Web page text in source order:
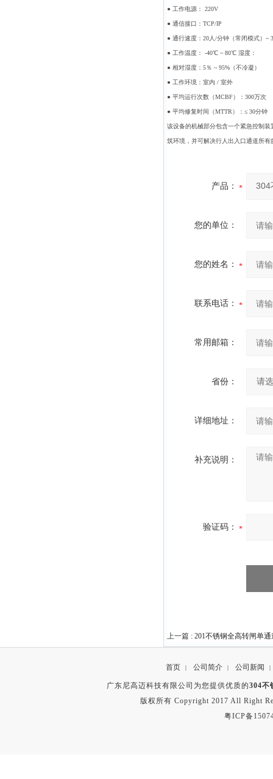
● 工作电源： 220V
● 通信接口：TCP/IP
● 通行速度：20人/分钟（常闭模式）~
● 工作温度： -40℃ ~ 80℃ 湿度：
● 相对湿度：5％ ~ 95%（不冷凝）
● 工作环境：室内 / 室外
● 平均运行次数（MCBF）：300万次
● 平均修复时间（MTTR）：≤ 30分钟
该设备的机械部分包含一个紧急控制
筑环境，并可解决行人出入口通道所
产品：
您的单位：
您的姓名：
联系电话：
常用邮箱：
省份：
详细地址：
补充说明：
验证码：
上一篇 : 201不锈钢全高转闸单
首页 | 公司简介 | 公司新闻 |
广东尼高迈科技有限公司为您提供优质的304不
版权所有 Copyright 2017 All Right
粤ICP备